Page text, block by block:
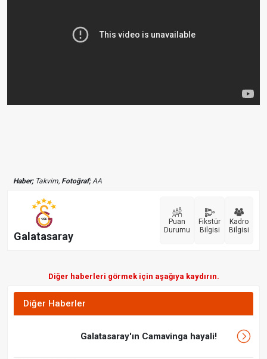
Haber;Takvim, Fotoğraf;AA
Galatasaray
Puan
Durumu
Fikstür
Bilgisi
Kadro
Bilgisi
Diğer haberleri görmek için aşağıya kaydırın.
Diğer Haberler
Galatasaray'ın Camavinga hayali!